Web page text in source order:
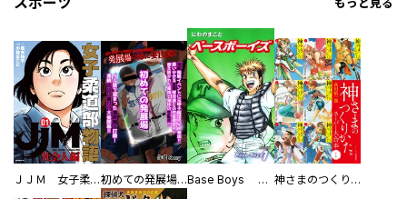
もっと見る
ＪＪＭ 女子柔道部物語 社会人編 初めての発展場 【白抜き修正版】 Base Boys 新装版 神さまのつくりかた。スーパー大合本